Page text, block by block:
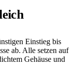
Einstieg bis
ab. Alle setzen auf
Gehäuse und